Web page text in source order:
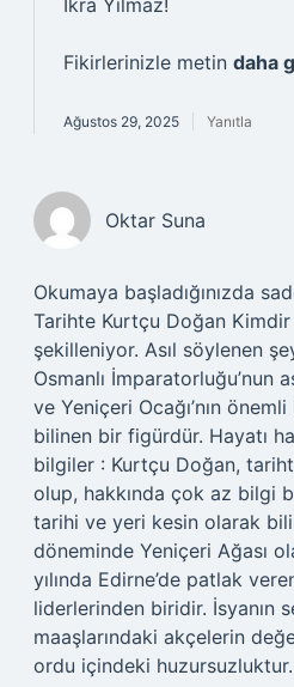
İkra Yılmaz!
Fikirlerinizle metin daha
Ağustos 29, 2025 Yanıtla
Oktar Suna
Okumaya başladığınızda
Tarihte Kurtçu Doğan
şekilleniyor. Asıl söylenen
Osmanlı İmparatorluğu’nun
ve Yeniçeri Ocağı’nın
bilinen bir figürdür. Hayatı
bilgiler : Kurtçu Doğan,
olup, hakkında çok az bilgi
tarihi ve yeri kesin olarak
döneminde Yeniçeri Ağası
yılında Edirne’de patlak
liderlerinden biridir. İsyanın
maaşlarındaki akçelerin
ordu içindeki huzursuzluktur.